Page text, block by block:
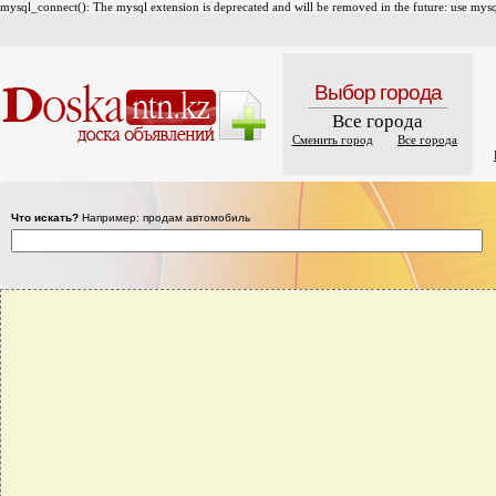
mysql_connect(): The mysql extension is deprecated and will be removed in the future: use
Выбор города
Все города
Сменить город
Все города
Что искать? Например: продам автомобиль